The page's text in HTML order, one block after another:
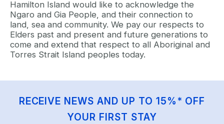
Hamilton Island would like to acknowledge the
Ngaro and Gia People, and their connection to
land, sea and community. We pay our respects to
Elders past and present and future generations to
come and extend that respect to all Aboriginal and
Torres Strait Island peoples today.
RECEIVE NEWS AND UP TO 15%* OFF
YOUR FIRST STAY